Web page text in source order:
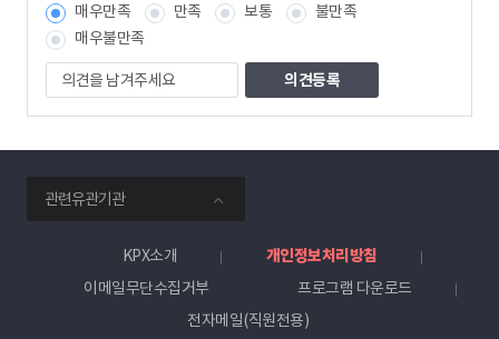
매우만족
만족 보통
불만족
매우불만족
의
견
을
겨
주
세
요
관련유관기관
KPX소개
개인정보처리방침
이메일무단수집거부
프로그램 다운로드
전자메일(직원전용)